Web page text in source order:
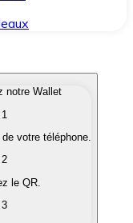
vous intéressent
en monnaie
notre Wallet
1
votre téléphone.
2
le QR.
3